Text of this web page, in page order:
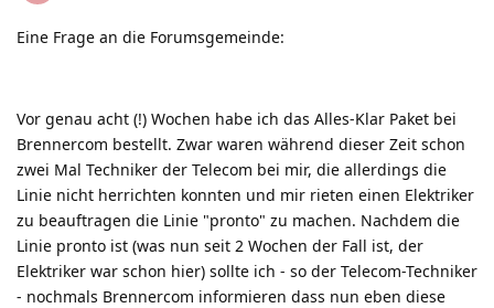
Eine Frage an die Forumsgemeinde:
Vor genau acht (!) Wochen habe ich das Alles-Klar Paket bei
Brennercom bestellt. Zwar waren während dieser Zeit schon
zwei Mal Techniker der Telecom bei mir, die allerdings die
Linie nicht herrichten konnten und mir rieten einen Elektriker
zu beauftragen die Linie "pronto" zu machen. Nachdem die
Linie pronto ist (was nun seit 2 Wochen der Fall ist, der
Elektriker war schon hier) sollte ich - so der Telecom-Techniker
- nochmals Brennercom informieren dass nun eben diese